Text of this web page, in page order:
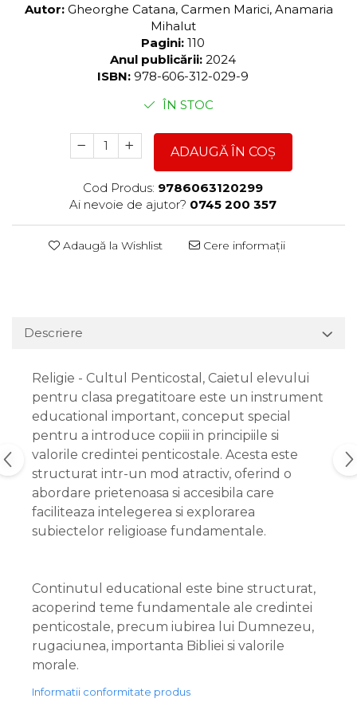
Autor: Gheorghe Catana, Carmen Marici, Anamaria
Mihalut
Pagini: 110
Anul publicării: 2024
ISBN: 978-606-312-029-9
ÎN STOC
ADAUGĂ ÎN COȘ
Cod Produs: 9786063120299
Ai nevoie de ajutor? 0745 200 357
Adaugă la Wishlist Cere informații
Descriere
Religie - Cultul Penticostal, Caietul elevului
pentru clasa pregatitoare este un instrument
educational important, conceput special
pentru a introduce copiii in principiile si
valorile credintei penticostale. Acesta este
structurat intr-un mod atractiv, oferind o
abordare prietenoasa si accesibila care
faciliteaza intelegerea si explorarea
subiectelor religioase fundamentale.
Continutul educational este bine structurat,
acoperind teme fundamentale ale credintei
penticostale, precum iubirea lui Dumnezeu,
rugaciunea, importanta Bibliei si valorile
morale.
Informatii conformitate produs